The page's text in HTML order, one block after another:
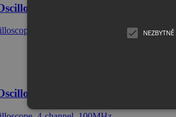
2-channel, 100MHz
4-channel, 100MHz